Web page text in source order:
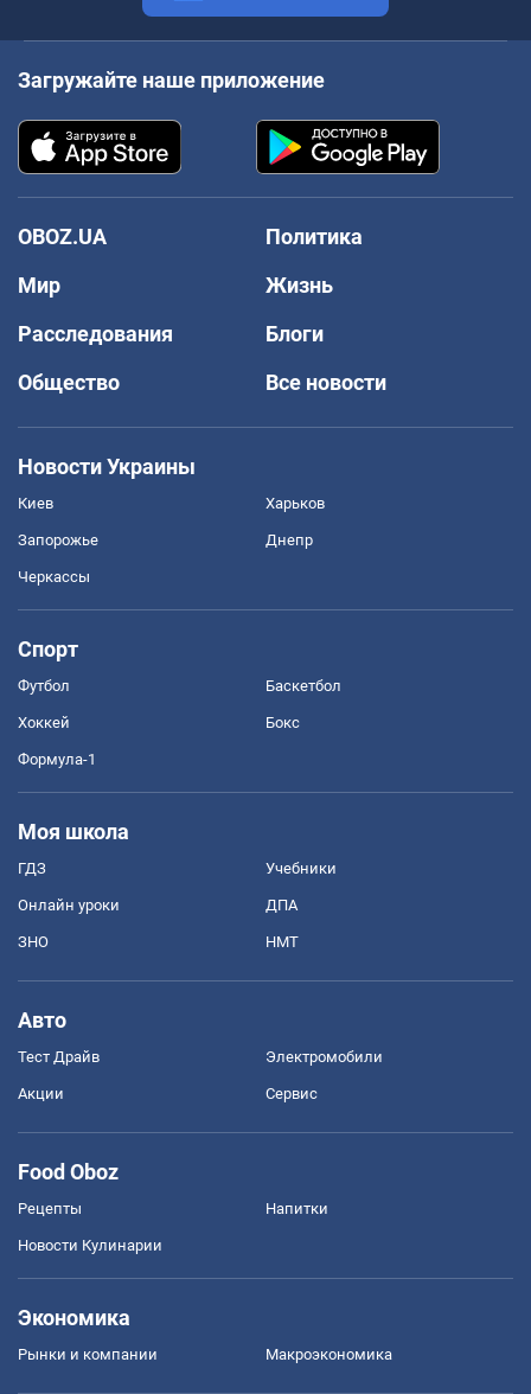
Загружайте наше приложение
OBOZ.UA
Политика
Мир
Жизнь
Расследования
Блоги
Общество
Все новости
Новости Украины
Киев Харьков
Запорожье Днепр
Черкассы
Спорт
Футбол Баскетбол
Хоккей Бокс
Формула-1
Моя школа
ГДЗ Учебники
Онлайн уроки ДПА
ЗНО НМТ
Авто
Тест Драйв Электромобили
Акции Сервис
Food Oboz
Рецепты Напитки
Новости Кулинарии
Экономика
Рынки и компании Mакроэкономика